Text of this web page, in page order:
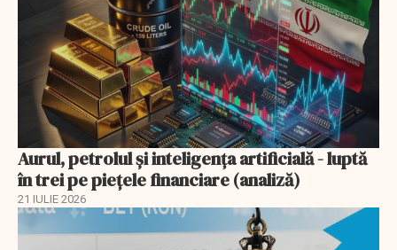
Aurul, petrolul şi inteligenţa artificială - luptă
în trei pe piețele financiare (analiză)
21 IULIE 2026